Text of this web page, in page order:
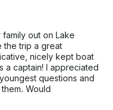
out on Lake
the trip a great
nicely kept boat
a captain! I appreciated
questions and
Would